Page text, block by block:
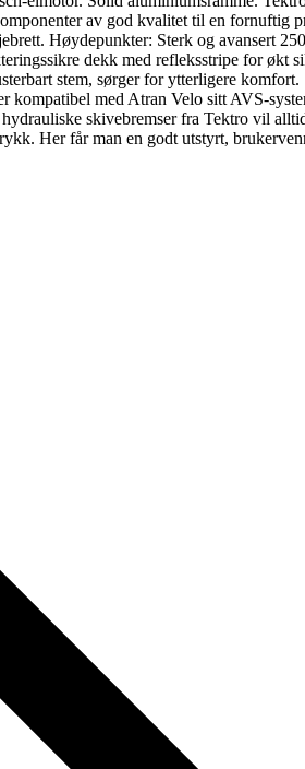
av god kvalitet til en
Høydepunkter: Sterk og avansert
dekk med refleksstripe for
stem, sørger for ytterligere
kompatibel med Atran Velo sitt AVS-
skivebremser fra Tektro vil
Her får man en godt utstyrt,